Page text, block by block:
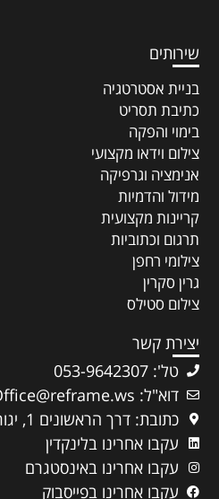
שירותים
בניית אסטרטגיה
כתיבת תסריט
בימוי והפקה
צילום וידאו מקצועי
אנימציה וגרפיקה
מידול והדמיות
קריינות מקצועית
תרגום וכתוביות
צילומי רחפן
גרין סקרין
צילום סטילס
יצירת קשר
טל': 053-9642307
דוא"ל: Office@reframe.ws
כתובת: דרך הראשונים 1, יגור, חיפה
עקבו אחרינו בלינקדין
עקבו אחרינו באינסטגרם
עקבו אחרינו בפייסבוק